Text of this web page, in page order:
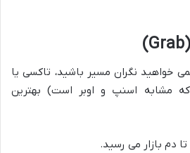
خواهید نگران مسیر باشید، تاکسی یا
اپلیکیشن «گرب» (Grab که مشابه اسنپ و اوبر است) بهترین
دم بازار می رسید.